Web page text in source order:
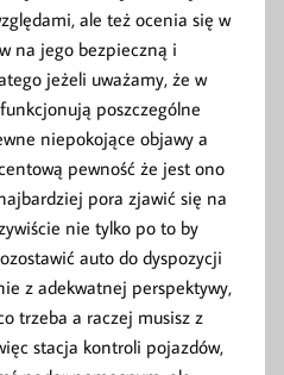
ale też ocenia się w
na jego bezpieczną i
jeżeli uważamy, że w
poszczególne
niepokojące objawy a
pewność że jest ono
pora zjawić się na
nie tylko po to by
auto do dyspozycji
z adekwatnej perspektywy,
trzeba a raczej musisz z
stacja kontroli pojazdów,